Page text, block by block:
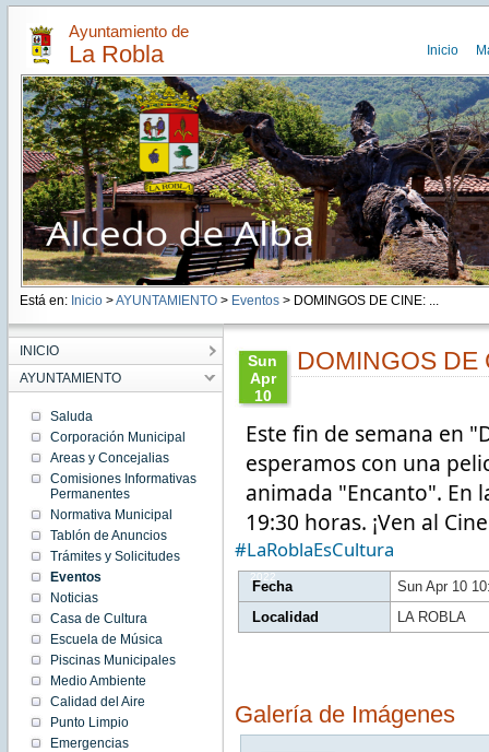
Ayuntamiento de
La Robla Inicio
Está en: Inicio >AYUNTAMIENTO> Eventos> DOMINGOS DE CINE: ...
INICIO
AYUNTAMIENTO
Saluda
Corporación Municipal
Areas y Concejalias
Comisiones Informativas
Permanentes
Normativa Municipal
Tablón de Anuncios
Trámites y Solicitudes
Eventos
Noticias
Casa de Cultura
Escuela de Música
Piscinas Municipales
Medio Ambiente
Calidad del Aire
Punto Limpio
Emergencias
Sun
Apr
10
CEST
Sun
Apr 10
10:28:00
CEST
2022
Sun Apr
10:28:00
2022
DOMINGOS DE
Este fin de semana en
esperamos con una
animada "Encanto". En
19:30 horas. ¡Ven al
#LaRoblaEsCultura
Fecha
Sun Apr 10
Localidad
LA ROBLA
Galería de Imágenes